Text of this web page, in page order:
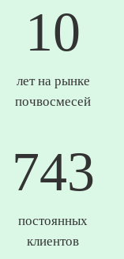
10
лет на рынке
почвосмесей
748
постоянных
клиентов